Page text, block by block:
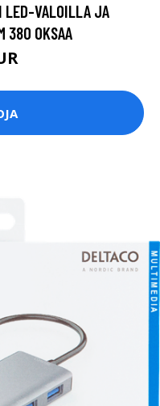
LED-VALOILLA JA
380 OKSAA